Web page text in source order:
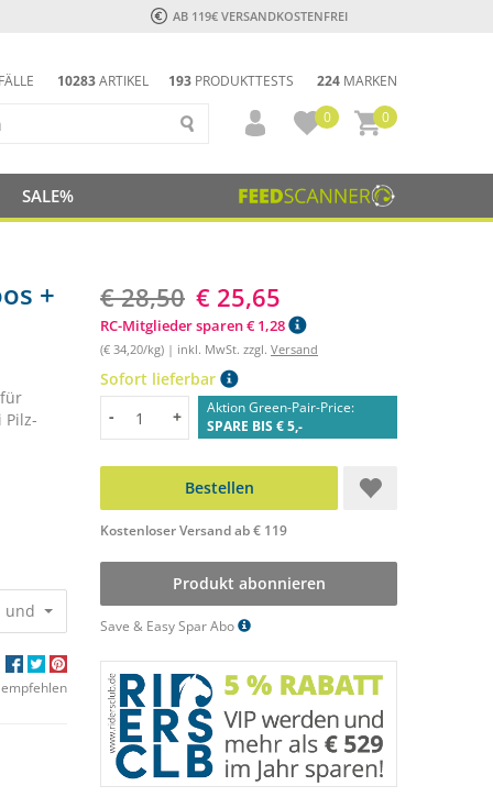
AB 119€ VERSANDKOSTENFREI
193 PRODUKTTESTS 224 MARKEN
10283ARTIKEL
0
0
SALE%
+
Pilz-
und Milbenbefall28,50 €25,65 €
€ 28,50 € 25,65
RC-Mitglieder sparen € 1,28
(€ 34,20/kg) | inkl. MwSt. zzgl. Versand
Sofort lieferbar
Menge
- +
Aktion Green-Pair-Price:
SPARE BIS € 5,-
Bestellen
Kostenloser Versand ab € 119
Produkt abonnieren
Save & Easy Spar Abo